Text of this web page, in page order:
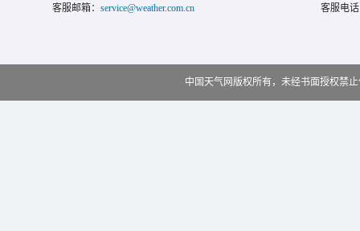
客服邮箱： service@weather.com.cn 客服电
中国天气网版权所有，未经书面授权